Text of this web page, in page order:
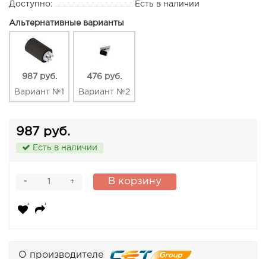
Доступно:
Есть в наличии
Альтернативные варианты
987 руб.
Вариант №1
476 руб.
Вариант №2
987 руб.
Есть в наличии
+
- В корзину
О производителе